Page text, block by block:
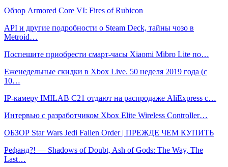
Обзор Armored Core VI: Fires of Rubicon
API и другие подробности о Steam Deck, тайны чозо в
Metroid…
Поспешите приобрести смарт-часы Xiaomi Mibro Lite по…
Еженедельные скидки в Xbox Live. 50 неделя 2019 года (с
10…
IP-камеру IMILAB C21 отдают на распродаже AliExpress с…
Интервью с разработчиком Xbox Elite Wireless Controller…
ОБЗОР Star Wars Jedi Fallen Order | ПРЕЖДЕ ЧЕМ КУПИТЬ
Рефанд?! — Shadows of Doubt, Ash of Gods: The Way, The
Last…